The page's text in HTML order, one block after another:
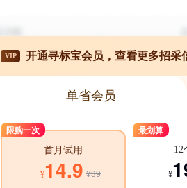
VIP 开通寻标宝会员，查看更多招采
单省会员
限购一次
首月试用
¥14.9 ¥39
最划算
12
¥